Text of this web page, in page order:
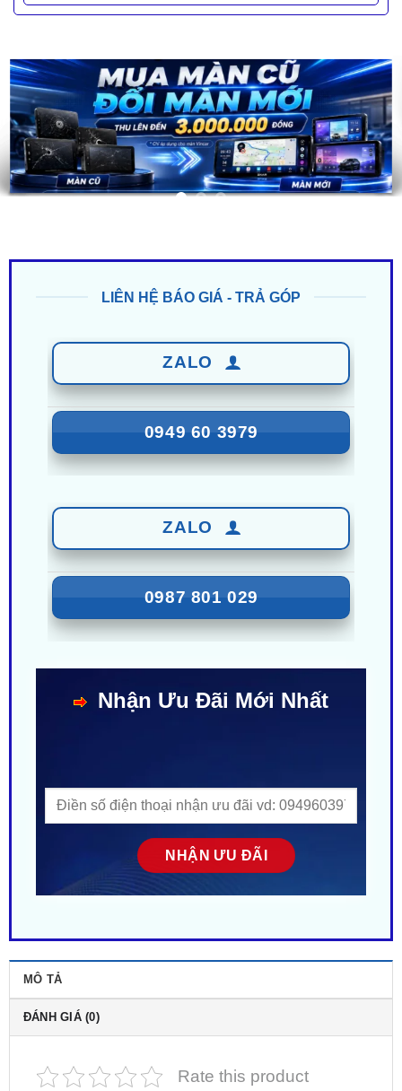
0949 60 3979
0987 801 029
ĐÁNH GIÁ (0)
Gói Độ Loa Hệ Thống Âm Thanh Alpine 5